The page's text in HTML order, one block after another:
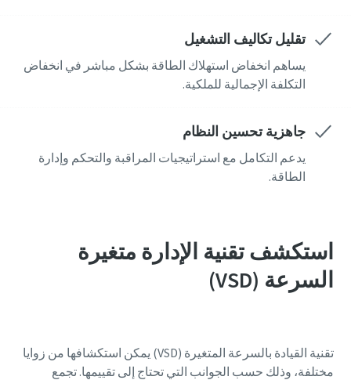
اكتشف كيفية إنشاء عملية نقل بواسطة الهواء أكثر فعالية.
تقليل تكاليف التشغيل
يساهم انخفاض استهلاك الطاقة بشكل مباشر في انخفاض
التكلفة الإجمالية للملكية.
جاهزية تحسين النظام
يدعم التكامل مع استراتيجيات المراقبة والتحكم وإدارة
الطاقة.
استكشف تقنية الإدارة متغيرة
السرعة (VSD)
تقنية القيادة بالسرعة المتغيرة (VSD) يمكن استكشافها من زوايا
مختلفة، وذلك حسب الجوانب التي تحتاج إلى تقييمها. تجمع